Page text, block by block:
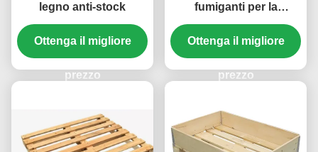
legno anti-stock
Ottenga il migliore
prezzo
fumiganti per la
spedizione
Ottenga il migliore
prezzo